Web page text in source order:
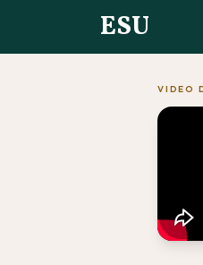
ESU
VIDEO